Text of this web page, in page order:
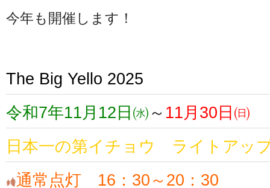
今年も開催します！
The Big Yello 2025
令和7年11月12日㈬～ 11月30日㈰
日本一の第イチョウ ライトアッ
通常点灯 16：30～20：30